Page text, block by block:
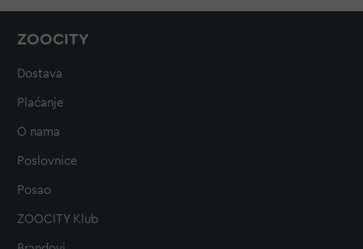
ZOOCITY
Dostava
Plaćanje
O nama
Poslovnice
Posao
ZOOCITY Klub